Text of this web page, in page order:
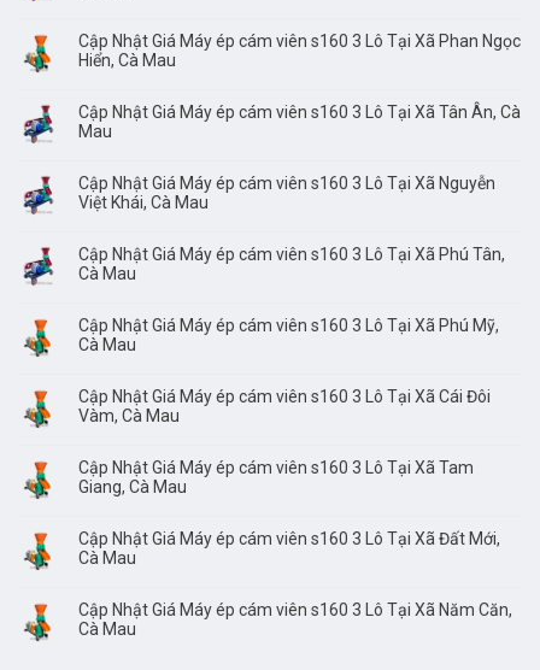
Cập Nhật Giá Máy ép cám viên s160 3 Lô Tại Xã Phan Ngọc
Hiển, Cà Mau
Cập Nhật Giá Máy ép cám viên s160 3 Lô Tại Xã Tân Ân, Cà
Mau
Cập Nhật Giá Máy ép cám viên s160 3 Lô Tại Xã Nguyễn
Việt Khái, Cà Mau
Cập Nhật Giá Máy ép cám viên s160 3 Lô Tại Xã Phú Tân,
Cà Mau
Cập Nhật Giá Máy ép cám viên s160 3 Lô Tại Xã Phú Mỹ,
Cà Mau
Cập Nhật Giá Máy ép cám viên s160 3 Lô Tại Xã Cái Đôi
Vàm, Cà Mau
Cập Nhật Giá Máy ép cám viên s160 3 Lô Tại Xã Tam
Giang, Cà Mau
Cập Nhật Giá Máy ép cám viên s160 3 Lô Tại Xã Đất Mới,
Cà Mau
Cập Nhật Giá Máy ép cám viên s160 3 Lô Tại Xã Năm Căn,
Cà Mau